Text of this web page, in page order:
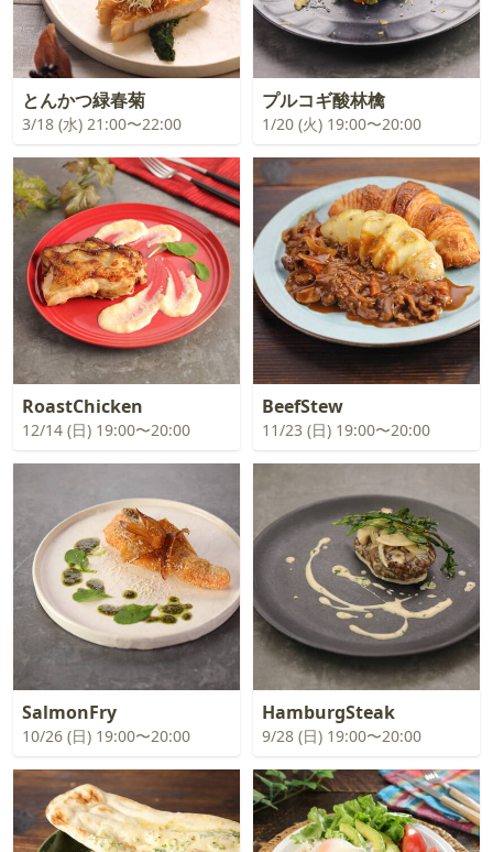
とんかつ緑春菊
3/18 (水) 21:00〜22:00
プルコギ酸林檎
1/20 (火) 19:00〜20:00
RoastChicken
12/14 (日) 19:00〜20:00
BeefStew
11/23 (日) 19:00〜20:00
SalmonFry
10/26 (日) 19:00〜20:00
HamburgSteak
9/28 (日) 19:00〜20:00